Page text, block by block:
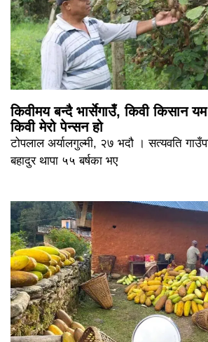
किवीमय बन्दै भार्सेगाउँ, किवी किसान
किवी मेरो पेन्सन हो
टोपलाल अर्यालगुल्मी, २७ भदौ । सत्यवति
बहादुर थापा ५५ बर्षका भए